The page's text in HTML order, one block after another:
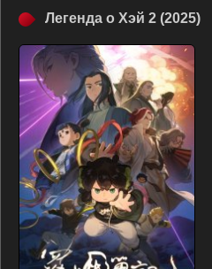
Легенда о Хэй 2 (2025)